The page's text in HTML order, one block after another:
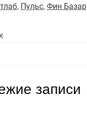
, Пульс, Фин Базар
записи